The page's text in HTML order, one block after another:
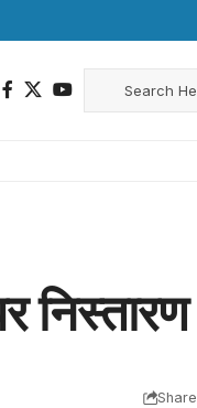
निस्तारण
Share